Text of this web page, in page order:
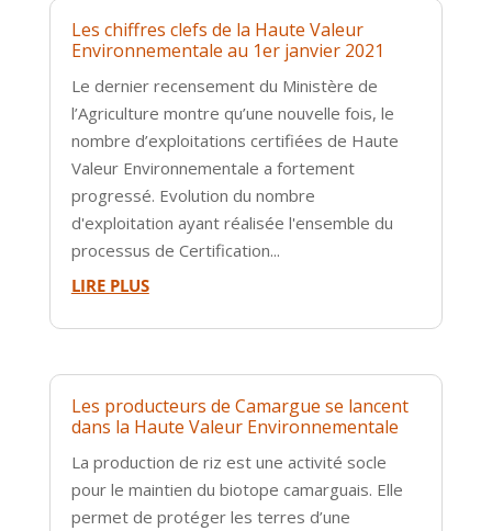
Les chiffres clefs de la Haute Valeur
Environnementale au 1er janvier 2021
Le dernier recensement du Ministère de
l’Agriculture montre qu’une nouvelle fois, le
nombre d’exploitations certifiées de Haute
Valeur Environnementale a fortement
progressé. Evolution du nombre
d'exploitation ayant réalisée l'ensemble du
processus de Certification...
LIRE PLUS
Les producteurs de Camargue se lancent
dans la Haute Valeur Environnementale
La production de riz est une activité socle
pour le maintien du biotope camarguais. Elle
permet de protéger les terres d’une